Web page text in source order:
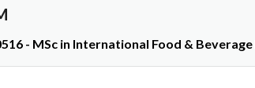
- MSc in International Food &